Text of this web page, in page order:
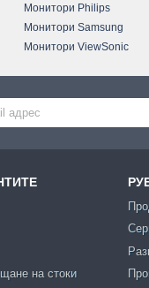
Монитори Philips
Монитори Samsung
Монитори ViewSonic
на стоки